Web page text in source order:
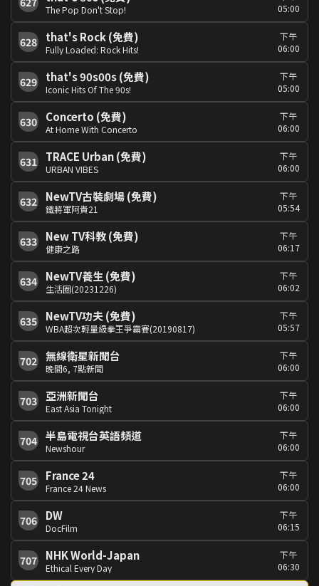
The Pop Don't Stop!
05:00
628 that's Rock (免費)
Fully Loaded: Rock Hits!
下午
06:00
629 that's 90s00s (免費)
Iconic Hits Of The 90s!
下午
05:00
630 Concerto (免費)
At Home With Concerto
下午
06:00
631 TRACE Urban (免費)
URBAN VIBES
下午
06:00
632 NewTV古裝劇場 (免費)
鐵將軍阿貴21
下午
05:54
633 New TV科教 (免費)
健康之路
下午
06:17
634 NewTV養生 (免費)
生活圈(20231226)
下午
06:02
635 NewTV功夫 (免費)
WBA超次輕量級拳王爭霸賽(20190817)
下午
05:57
702 無線衛星新聞台
晚間6, 7點新聞
下午
06:00
703 亞洲新聞台
East Asia Tonight
下午
06:00
704 半島電視台英語頻道
Newshour
下午
06:00
705 France 24
France 24 News
下午
06:00
706 DW
DocFilm
下午
06:15
707 NHK World-Japan
Ethical Every Day
下午
06:30